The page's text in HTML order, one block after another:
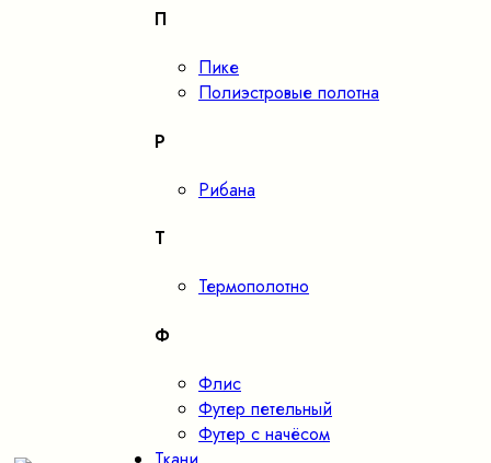
П
Пике
Полиэстровые полотна
Р
Рибана
Т
Термополотно
Ф
Флис
Футер петельный
Футер с начёсом